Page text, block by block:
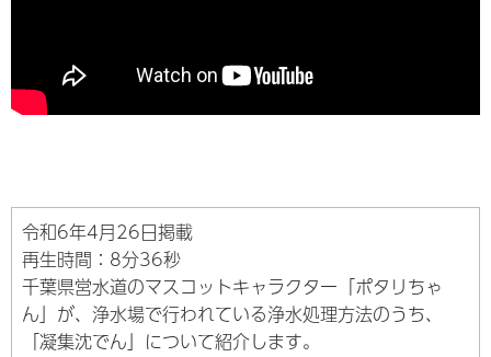
令和6年4月26日掲載
再生時間：8分36秒
千葉県営水道のマスコットキャラクター「ポタリちゃ
ん」が、浄水場で行われている浄水処理方法のうち、
「凝集沈でん」について紹介します。